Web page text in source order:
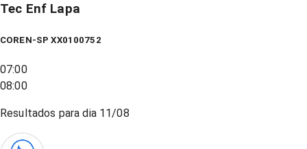
Tec Enf Lapa
COREN-SP XX0100752
07:00
08:00
Resultados para dia 11/08